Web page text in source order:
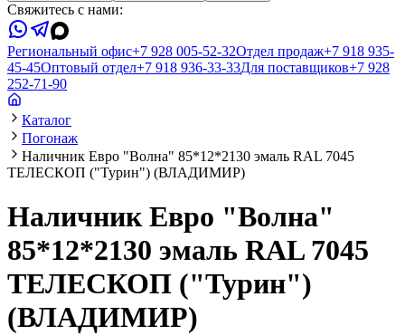
Свяжитесь с нами:
Региональный офис+7 928 005-52-32Отдел продаж+7 918 935-
45-45Оптовый отдел+7 918 936-33-33Для поставщиков+7 928
252-71-90
Каталог
Погонаж
Наличник Евро "Волна" 85*12*2130 эмаль RAL 7045
ТЕЛЕСКОП ("Турин") (ВЛАДИМИР)
Наличник Евро "Волна"
85*12*2130 эмаль RAL 7045
ТЕЛЕСКОП ("Турин")
(ВЛАДИМИР)